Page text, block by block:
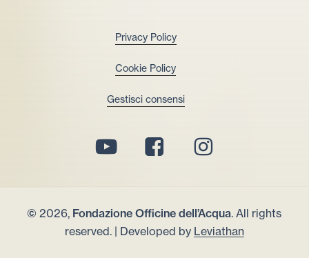
Privacy Policy
Cookie Policy
Gestisci consensi
© 2026, Fondazione Officine dell’Acqua. All rights
reserved. | Developed by Leviathan